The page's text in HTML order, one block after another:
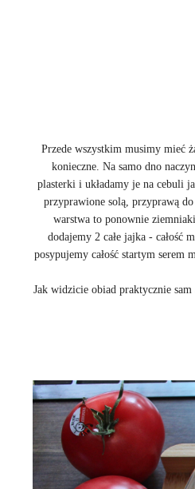
Przede wszystkim musimy mieć
konieczne. Na samo dno
plasterki i układamy je na cebuli
przyprawione solą, przyprawą
warstwa to ponownie
dodajemy 2 całe jajka - całość
posypujemy całość startym serem
Jak widzicie obiad praktycznie